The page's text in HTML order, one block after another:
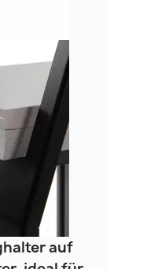
auf